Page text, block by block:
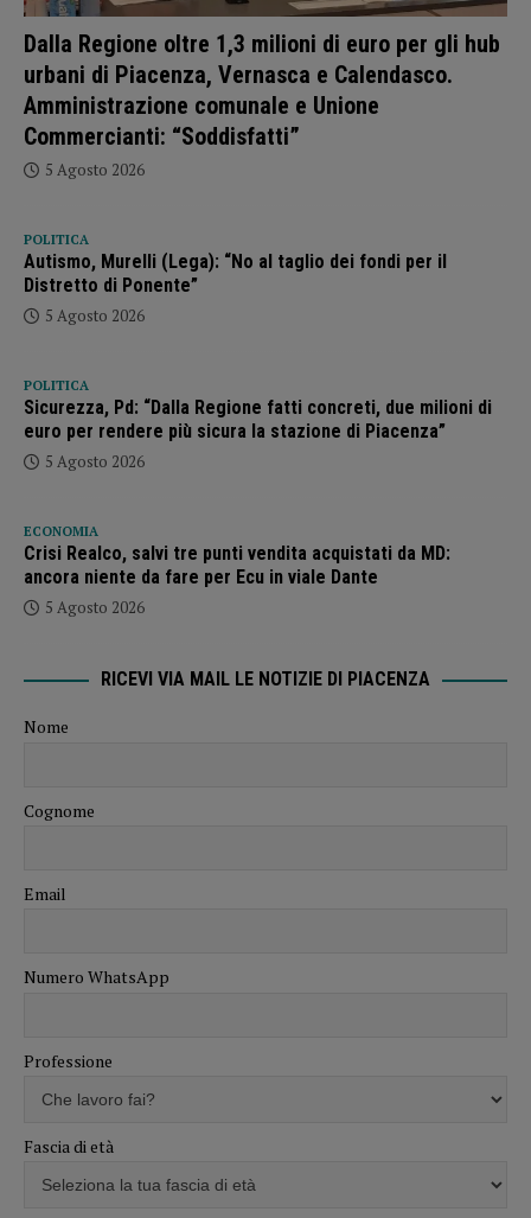
Dalla Regione oltre 1,3 milioni di euro per gli hub
urbani di Piacenza, Vernasca e Calendasco.
Amministrazione comunale e Unione
Commercianti: “Soddisfatti”
5 Agosto 2026
POLITICA
Autismo, Murelli (Lega): “No al taglio dei fondi per il
Distretto di Ponente”
5 Agosto 2026
POLITICA
Sicurezza, Pd: “Dalla Regione fatti concreti, due milioni di
euro per rendere più sicura la stazione di Piacenza”
5 Agosto 2026
ECONOMIA
Crisi Realco, salvi tre punti vendita acquistati da MD:
ancora niente da fare per Ecu in viale Dante
5 Agosto 2026
RICEVI VIA MAIL LE NOTIZIE DI PIACENZA
Nome
Cognome
Email
Numero WhatsApp
Professione
Fascia di età